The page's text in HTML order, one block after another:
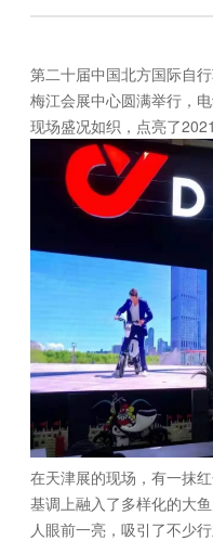
第二十届中国北方国际自
梅江会展中心圆满举行，
现场盛况如织，点亮了
在天津展的现场，有一抹
基调上融入了多样化的大
人眼前一亮，吸引了不少